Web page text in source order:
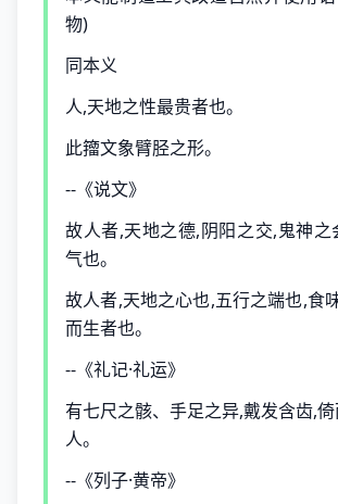
物)
同本义
人,天地之性最贵者也。
此籀文象臂胫之形。
--《说文》
故人者,天地之德,阴阳之交,鬼神之
气也。
故人者,天地之心也,五行之端也,食
而生者也。
--《礼记·礼运》
有七尺之骸、手足之异,戴发含齿,
人。
--《列子·黄帝》